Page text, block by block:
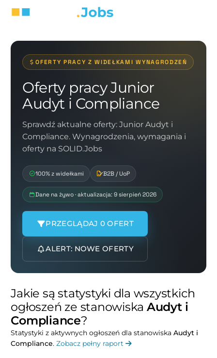
OFERTY PRACY Z WIDEŁKAMI WYNAGRODZEŃ
Oferty pracy Junior
Audyt i Compliance
Sprawdź aktualne oferty: Junior Audyt i
Compliance. Wynagrodzenia, wymagania i
oferty na SOLID.Jobs
100% z widełkami B2B / UoP
Dane na żywo · aktualizacja: 9 sierpień 2026
PRZEGLĄDAJ 0 OFERT
ALERT: NOWE OFERTY
Jakie są statystyki dla wszystkich
ogłoszeń ze stanowiska Audyt i
Compliance?
Statystyki z aktywnych ogłoszeń dla stanowiskaAudyt i
Compliance.Zobacz pełny raport